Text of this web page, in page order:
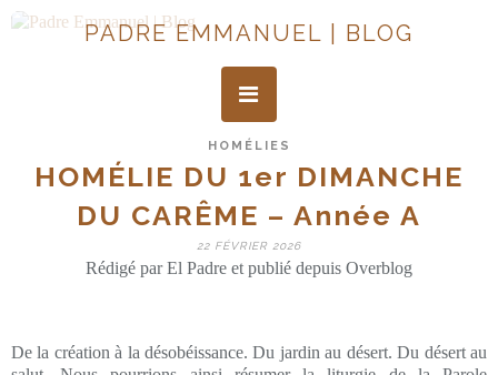
PADRE EMMANUEL | BLOG
HOMÉLIES
HOMÉLIE DU 1er DIMANCHE
DU CARÊME – Année A
22 FÉVRIER 2026
Rédigé par El Padre et publié depuis Overblog
De la création à la désobéissance. Du jardin au désert. Du désert au